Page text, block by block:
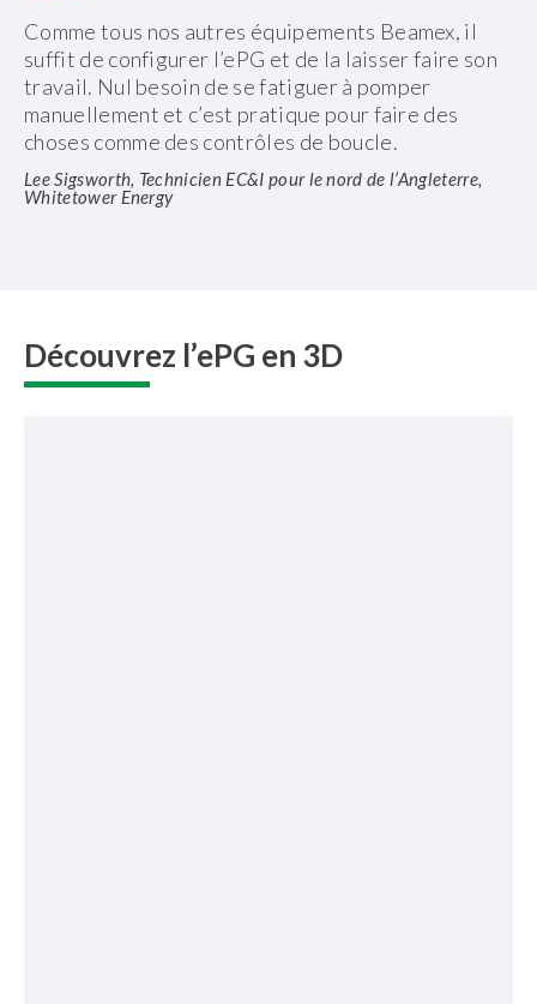
Comme tous nos autres équipements Beamex, il
suffit de configurer l’ePG et de la laisser faire son
travail. Nul besoin de se fatiguer à pomper
manuellement et c’est pratique pour faire des
choses comme des contrôles de boucle.
Lee Sigsworth, Technicien EC&I pour le nord de l’Angleterre,
Whitetower Energy
Découvrez l’ePG en 3D